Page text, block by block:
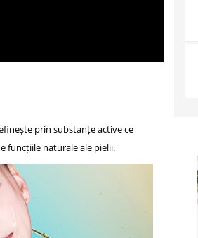
prin substanțe active ce
funcțiile naturale ale pielii.